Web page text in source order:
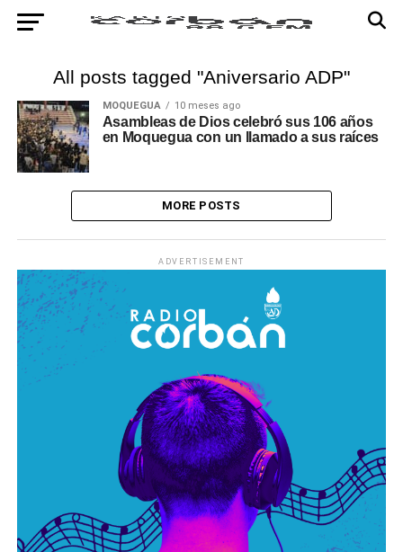
All posts tagged "Aniversario ADP"
MOQUEGUA 10 meses ago
Asambleas de Dios celebró sus 106 años
en Moquegua con un llamado a sus raíces
MORE POSTS
ADVERTISEMENT